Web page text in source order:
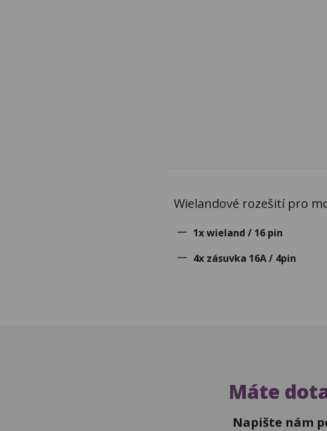
Wielandové rozešití pro
1x wieland / 16 pin
4x zásuvka 16A / 4pin
Máte
Napište nám